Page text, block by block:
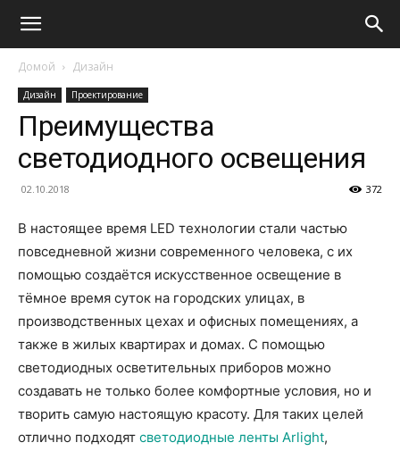
Домой Дизайн
Дизайн Проектирование
Преимущества
светодиодного освещения
02.10.2018 372
В настоящее время LED технологии стали частью
повседневной жизни современного человека, с их
помощью создаётся искусственное освещение в
тёмное время суток на городских улицах, в
производственных цехах и офисных помещениях, а
также в жилых квартирах и домах. С помощью
светодиодных осветительных приборов можно
создавать не только более комфортные условия, но и
творить самую настоящую красоту. Для таких целей
отлично подходят светодиодные ленты Arlight,